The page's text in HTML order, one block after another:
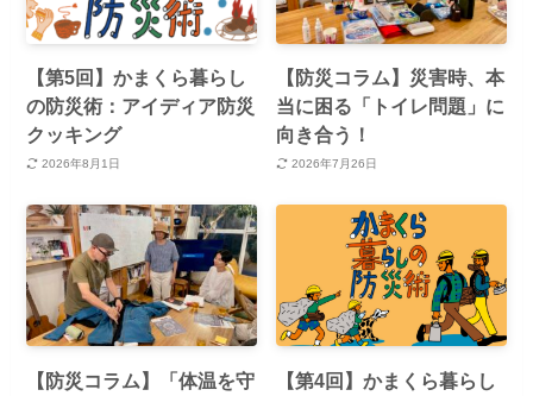
【第5回】かまくら暮らし
の防災術：アイディア防災
クッキング
2026年8月1日
【防災コラム】災害時、本
当に困る「トイレ問題」に
向き合う！
2026年7月26日
【防災コラム】「体温を守
【第4回】かまくら暮らし